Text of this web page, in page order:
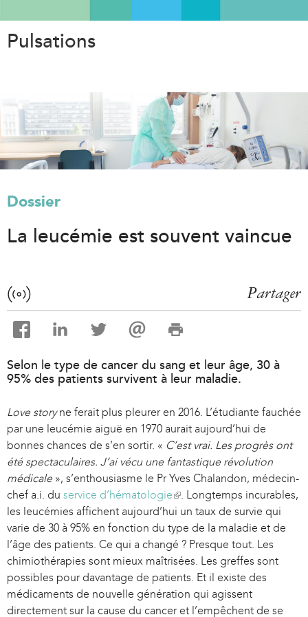
Pulsations
Dossier
La leucémie est souvent vaincue
Partager
Selon le type de cancer du sang et leur âge, 30 à
95% des patients survivent à leur maladie.
Love storyne ferait plus pleurer en 2016. L’étudiante fauchée
par une leucémie aiguë en 1970 aurait aujourd’hui de
bonnes chances de s’en sortir. « C’est vrai. Les progrès ont
été spectaculaires. J’ai vécu une fantastique révolution
médicale », s’enthousiasme le Pr Yves Chalandon, médecin-
chef a.i. du service d’hématologie(
l
i
n
k
i
s
e
. Longtemps incurables,
les leucémies affichent aujourd’hui un taux de survie qui
varie de 30 à 95% en fonction du type de la maladie et de
l’âge des patients. Ce qui a changé ? Presque tout. Les
chimiothérapies sont mieux maîtrisées. Les greffes sont
possibles pour davantage de patients. Et il existe des
médicaments de nouvelle génération qui agissent
directement sur la cause du cancer et l’empêchent de se